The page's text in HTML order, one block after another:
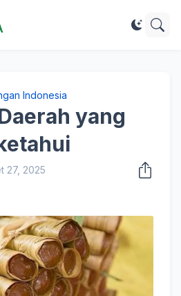
Indonesia
yang
27, 2025